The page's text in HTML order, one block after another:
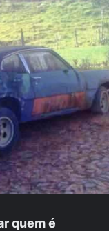
quem é